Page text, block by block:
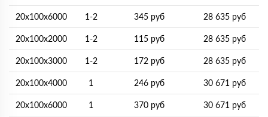
20х100х6000 1-2 345 руб 28 635 руб
20х100х2000 1-2 115 руб 28 635 руб
20х100х3000 1-2 172 руб 28 635 руб
20х100х4000 1 246 руб 30 671 руб
20х100х6000 1 370 руб 30 671 руб